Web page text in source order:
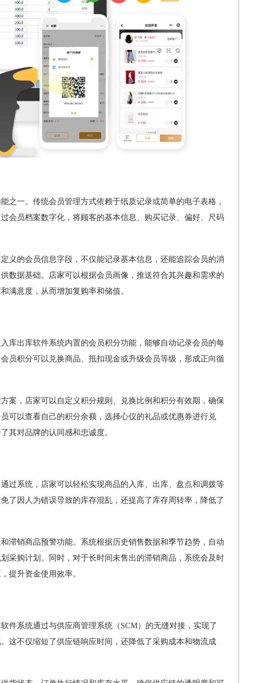
之一。传统会员管理方式依赖于纸质记录或简单的电子表格，
会员档案数字化，将顾客的基本信息、购买记录、偏好、尺码
义的会员信息字段，不仅能记录基本信息，还能追踪会员的消
数据基础。店家可以根据会员画像，推送符合其兴趣和需求的
满意度，从而增加复购率和储值。
库出库软件系统内置的会员积分功能，能够自动记录会员的每
员积分可以兑换商品、抵扣现金或升级会员等级，形成正向循
案，店家可以自定义积分规则、兑换比例和积分有效期，确保
可以查看自己的积分余额，选择心仪的礼品或优惠券进行兑
其对品牌的认同感和忠诚度。
过系统，店家可以轻松实现商品的入库、出库、盘点和调拨等
了因人为错误导致的库存混乱，还提高了库存周转率，降低了
滞销商品预警功能。系统根据历史销售数据和季节趋势，自动
采购计划。同时，对于长时间未售出的滞销商品，系统会及时
提升资金使用效率。
件系统通过与供应商管理系统（SCM）的无缝对接，实现了
这不仅缩短了供应链响应时间，还降低了采购成本和物流成